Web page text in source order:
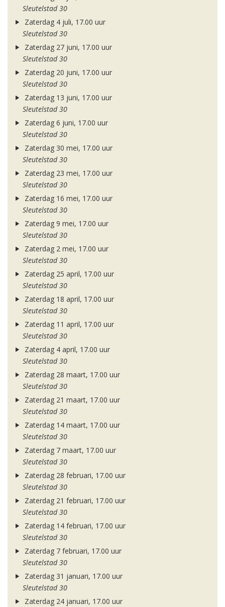
Sleutelstad 30
Zaterdag 4 juli, 17.00 uur
Sleutelstad 30
Zaterdag 27 juni, 17.00 uur
Sleutelstad 30
Zaterdag 20 juni, 17.00 uur
Sleutelstad 30
Zaterdag 13 juni, 17.00 uur
Sleutelstad 30
Zaterdag 6 juni, 17.00 uur
Sleutelstad 30
Zaterdag 30 mei, 17.00 uur
Sleutelstad 30
Zaterdag 23 mei, 17.00 uur
Sleutelstad 30
Zaterdag 16 mei, 17.00 uur
Sleutelstad 30
Zaterdag 9 mei, 17.00 uur
Sleutelstad 30
Zaterdag 2 mei, 17.00 uur
Sleutelstad 30
Zaterdag 25 april, 17.00 uur
Sleutelstad 30
Zaterdag 18 april, 17.00 uur
Sleutelstad 30
Zaterdag 11 april, 17.00 uur
Sleutelstad 30
Zaterdag 4 april, 17.00 uur
Sleutelstad 30
Zaterdag 28 maart, 17.00 uur
Sleutelstad 30
Zaterdag 21 maart, 17.00 uur
Sleutelstad 30
Zaterdag 14 maart, 17.00 uur
Sleutelstad 30
Zaterdag 7 maart, 17.00 uur
Sleutelstad 30
Zaterdag 28 februari, 17.00 uur
Sleutelstad 30
Zaterdag 21 februari, 17.00 uur
Sleutelstad 30
Zaterdag 14 februari, 17.00 uur
Sleutelstad 30
Zaterdag 7 februari, 17.00 uur
Sleutelstad 30
Zaterdag 31 januari, 17.00 uur
Sleutelstad 30
Zaterdag 24 januari, 17.00 uur